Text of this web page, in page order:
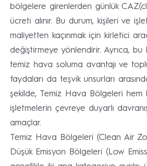
bölgelere girenlerden günlük
ücreti alınır. Bu durum, kişileri ve
maliyetten kaçınmak için kirletici
değiştirmeye yönlendirir. Ayrıca,
temiz hava soluma avantajı ve
faydaları da teşvik unsurları
şekilde, Temiz Hava Bölgeleri hem
işletmelerin çevreye duyarlı
amaçlar.
Temiz Hava Bölgeleri (Clean Air
Düşük Emisyon Bölgeleri (Low